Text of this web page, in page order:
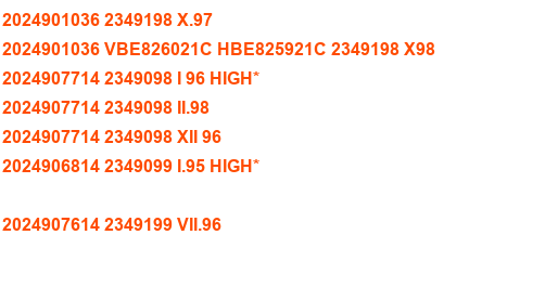
2349198 X.97
2024901036 VBE826021C HBE825921C 2349198 X98
2349098 I 96 HIGH*
2349098 II.98
2349098 XII 96
2349099 I.95 HIGH*
2349199 VII.96